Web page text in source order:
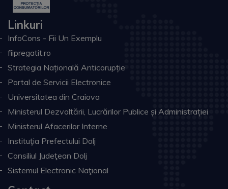
Linkuri
InfoCons - Fii Un Exemplu
fiipregatit.ro
Strategia Națională Anticorupție
Portal de Servicii Electronice
Universitatea din Craiova
Ministerul Dezvoltării, Lucrărilor Publice și Administrației
Ministerul Afacerilor Interne
Instituţia Prefectului Dolj
Consiliul Judeţean Dolj
Sistemul Electronic Naţional